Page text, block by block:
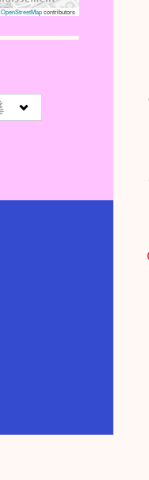
OpenStreetMapcontributors